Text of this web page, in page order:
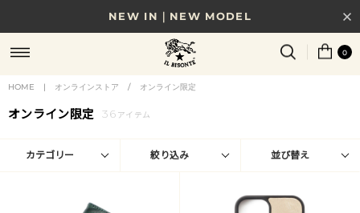
NEW IN｜NEW MODEL
8/17(月)10時まで｜税込11,000円以上で送料無料
贈る相手やシーンから選べる、新しいギフトガイド
NEW IN｜COLOR LEATHER
0
HOME | オンラインストア / オンライン限定
オンライン限定 36 アイテム
カテゴリー 絞り込み 並び替え